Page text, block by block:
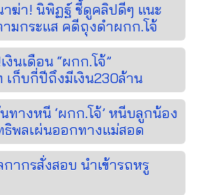
าฆ่า! นิพิฏฐ์ ชี้ดูคลิปดีๆ แนะ
มกระแส คดีถุงดำผกก.โจ้
งินเดือน “ผกก.โจ้”
เก็บกี่ปีถึงมีเงิน230ล้าน
ทางหนี ‘ผกก.โจ้’ หนีบลูกน้อง
พลเผ่นออกทางแม่สอด
ากรสั่งสอบ นำเข้ารถหรู